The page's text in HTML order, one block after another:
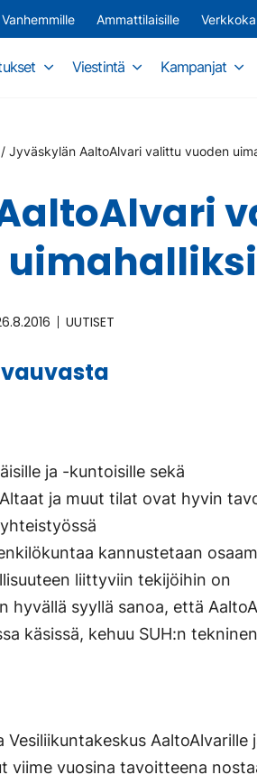
Vanhemmille Ammattilaisille
Viestintä Kampanjat
/ Jyväskylän AaltoAlvari valittu vuoden
uimahalliksi
UUTISET
ja -kuntoisille sekä
ja muut tilat ovat hyvin
kannustetaan
liittyviin tekijöihin on
syyllä sanoa, että
käsissä, kehuu SUH:n tekninen
AaltoAlvarille
viime vuosina tavoitteena